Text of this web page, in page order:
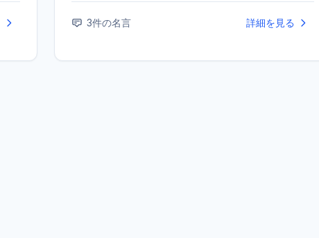
を受賞した。
3件の名言 詳細を見る